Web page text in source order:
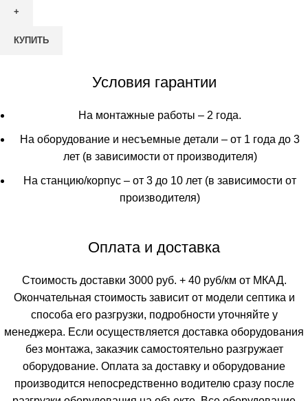
Септик
АэроКУПИТЬ
Условия гарантии
На монтажные работы – 2 года.
На оборудование и несъемные детали – от 1 года до 3
лет (в зависимости от производителя)
На станцию/корпус – от 3 до 10 лет (в зависимости от
производителя)
Оплата и доставка
Стоимость доставки 3000 руб. + 40 руб/км от МКАД.
Окончательная стоимость зависит от модели септика и
способа его разгрузки, подробности уточняйте у
менеджера. Если осуществляется доставка оборудования
без монтажа, заказчик самостоятельно разгружает
оборудование. Оплата за доставку и оборудование
производится непосредственно водителю сразу после